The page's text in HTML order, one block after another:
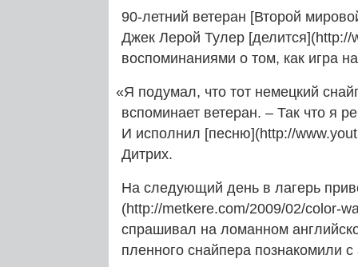
90-летний ветеран [Второй
Джек Лерой Тулер
воспоминаниями о том, как игра
«Я подумал, что тот немецкий
вспоминает ветеран. – Так что я
И исполнил [песню](http://
Дитрих.
На следующий день в лагерь
(http://metkere.com/2009/02/color-
спрашивал на ломанном
пленного снайпера познакомили